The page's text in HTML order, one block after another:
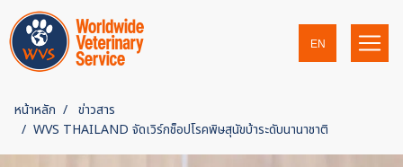
EN
หน้าหลัก
ข่าวสาร
WVS THAILAND จัดเวิร์กช็อปโรคพิษสุนัขบ้าระดับนานาชาติ